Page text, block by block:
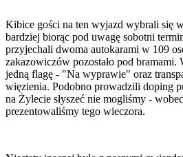
Kibice gości na ten wyjazd wybrali się
bardziej biorąc pod uwagę sobotni
przyjechali dwoma autokarami w 109
zakazowiczów pozostało pod
jedną flagę - "Na wyprawie" oraz
więzienia. Podobno prowadzili doping
na Żylecie słyszeć nie mogliśmy -
prezentowaliśmy tego wieczora.